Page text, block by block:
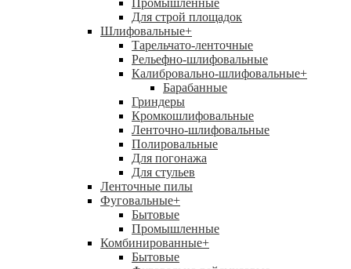
Промышленные
Для строй площадок
Шлифовальные+
Тарельчато-ленточные
Рельефно-шлифовальные
Калибровально-шлифовальные+
Барабанные
Гриндеры
Кромкошлифовальные
Ленточно-шлифовальные
Полировальные
Для погонажа
Для стульев
Ленточные пилы
Фуговальные+
Бытовые
Промышленные
Комбинированные+
Бытовые